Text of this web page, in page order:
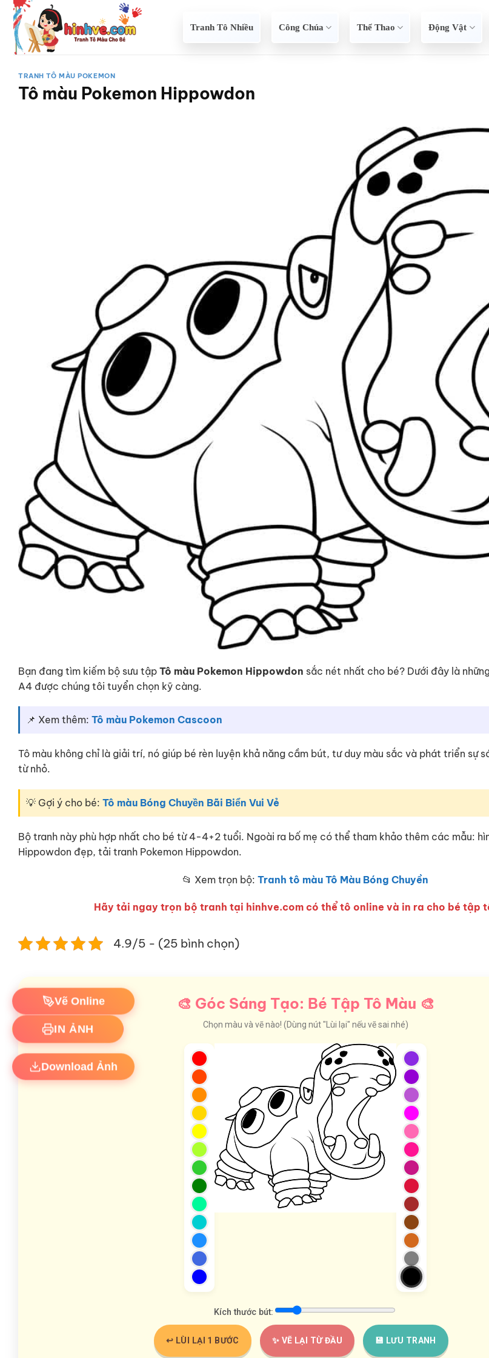
qua
dung
Tranh Tô Nhiều Công Chúa Thể Thao Động Vật
TRANH TÔ MÀU POKEMON
Tô màu Pokemon Hippowdon
Bạn đang tìm kiếm bộ sưu tập Tô màu Pokemon Hippowdon sắc nét nhất cho bé? Dưới đây là
A4 được chúng tôi tuyển chọn kỹ càng.
📌 Xem thêm: Tô màu Pokemon Cascoon
Tô màu không chỉ là giải trí, nó giúp bé rèn luyện khả năng cầm bút, tư duy màu sắc và phát triển sự
từ nhỏ.
💡 Gợi ý cho bé: Tô màu Bóng Chuyền Bãi Biển Vui Vẻ
Bộ tranh này phù hợp nhất cho bé từ 4-4+2 tuổi. Ngoài ra bố mẹ có thể tham khảo thêm các mẫu:
Hippowdon đẹp, tải tranh Pokemon Hippowdon.
📂 Xem trọn bộ: Tranh tô màu Tô Màu Bóng Chuyền
Hãy tải ngay trọn bộ tranh tại hinhve.com có thể tô online và in ra cho bé tập
4.9/5 - (25 bình chọn)
🎨 Góc Sáng Tạo: Bé Tập Tô Màu 🎨
Chọn màu và vẽ nào! (Dùng nút "Lùi lại" nếu vẽ sai nhé)
Kích thước bút:
↩️ LÙI LẠI 1 BƯỚC ✨ VẼ LẠI TỪ ĐẦU 💾 LƯU TRANH
Vẽ Online
IN ẢNH
Download Ảnh